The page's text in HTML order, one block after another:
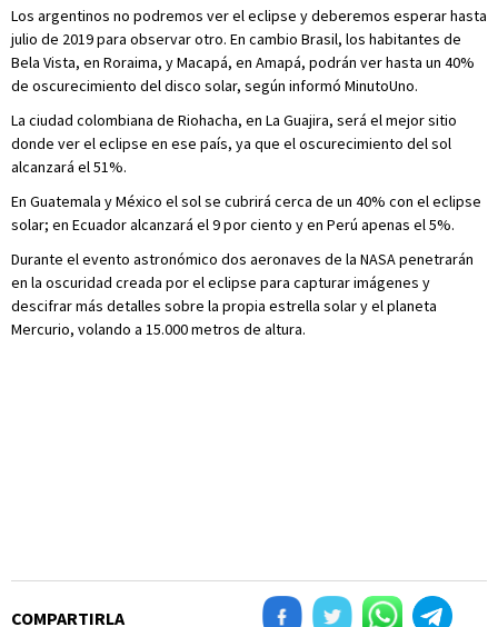
Los argentinos no podremos ver el eclipse y deberemos esperar hasta
julio de 2019 para observar otro. En cambio Brasil, los habitantes de
Bela Vista, en Roraima, y Macapá, en Amapá, podrán ver hasta un 40%
de oscurecimiento del disco solar, según informó MinutoUno.
La ciudad colombiana de Riohacha, en La Guajira, será el mejor sitio
donde ver el eclipse en ese país, ya que el oscurecimiento del sol
alcanzará el 51%.
En Guatemala y México el sol se cubrirá cerca de un 40% con el eclipse
solar; en Ecuador alcanzará el 9 por ciento y en Perú apenas el 5%.
Durante el evento astronómico dos aeronaves de la NASA penetrarán
en la oscuridad creada por el eclipse para capturar imágenes y
descifrar más detalles sobre la propia estrella solar y el planeta
Mercurio, volando a 15.000 metros de altura.
COMPARTIRLA